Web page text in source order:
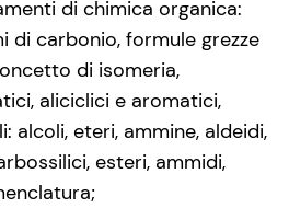
di chimica organica:
di carbonio, formule grezze
di isomeria,
aliciclici e aromatici,
alcoli, eteri, ammine, aldeidi,
esteri, ammidi,